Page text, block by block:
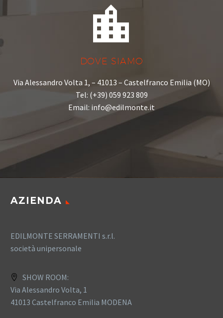


DOVE SIAMO
Via Alessandro Volta 1, – 41013 – Castelfranco Emilia (MO)
Tel: (+39) 059 923 809
Email: info@edilmonte.it
AZIENDA
EDILMONTE SERRAMENTI s.r.l.
società unipersonale
SHOW ROOM:
Via Alessandro Volta, 1
41013 Castelfranco Emilia MODENA